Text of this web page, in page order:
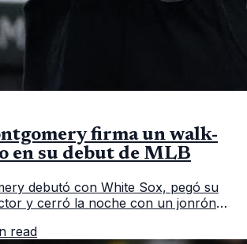
firma un walk-
en su debut de MLB
debutó con White Sox, pegó su
y cerró la noche con un jonrón
la historia.
read